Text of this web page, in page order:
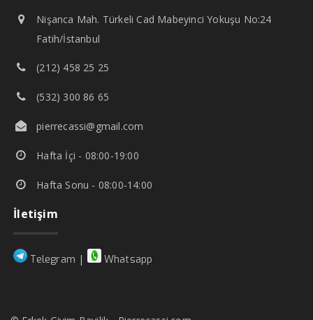
Nişanca Mah. Türkeli Cad Mabeyinci Yokuşu No:24
Fatih/İstanbul
(212) 458 25 25
(532) 300 86 65
pierrecassi@gmail.com
Hafta İçi - 08:00-19:00
Hafta Sonu - 08:00-14:00
İletişim
Telegram | Whatsapp